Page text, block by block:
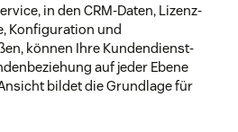
in den CRM-Daten, Lizenz-
Konfiguration und
können Ihre Kundendienst-
auf jeder Ebene
bildet die Grundlage für